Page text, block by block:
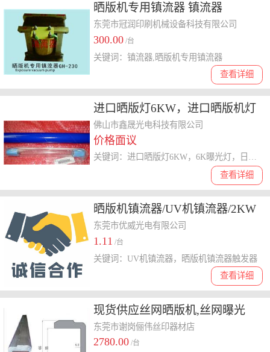
晒版机专用镇流器 镇流器
东莞市冠润印刷机械设备科技有限公司
300.00 /台
查看详细
关键词：镇流器,晒版机专用镇流器
进口晒版灯6KW，进口晒版机灯
管有买，日本6KW的灯管有哪些
品牌，YGL-621，日本晒版机
佛山市鑫晟光电科技有限公司
价格面议
查看详细
晒版机镇流器/UV机镇流器/2KW
镇流器
东莞市优威光电有限公司
1.11 /台
查看详细
关键词：UV机镇流器，晒版机镇流器触发器
现货供应丝网晒版机,丝网曝光
机,1200*1500曝光机,900*1200晒
网机
东莞市谢岗俪伟丝印器材店
2780.00 /台